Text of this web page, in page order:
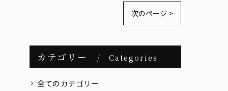
次のページ >
カテゴリー Categories
全てのカテゴリー